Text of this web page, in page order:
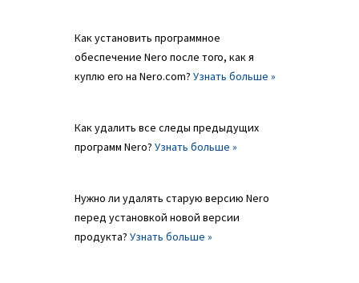
Как установить программное
обеспечение Nero после того, как я
куплю его на Nero.com? Узнать больше »
Как удалить все следы предыдущих
программ Nero? Узнать больше »
Нужно ли удалять старую версию Nero
перед установкой новой версии
продукта? Узнать больше »